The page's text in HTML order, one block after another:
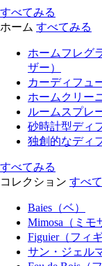
すべてみる
ホーム すべてみる
ホームフレグ
ザー）
カーディフュ
ホームクリー
ルームスプレ
砂時計型ディ
独創的なディ
すべてみる
コレクション すべ
Baies（ベ）
Mimosa（ミモ
Figuier（フィギ
サン・ジェル